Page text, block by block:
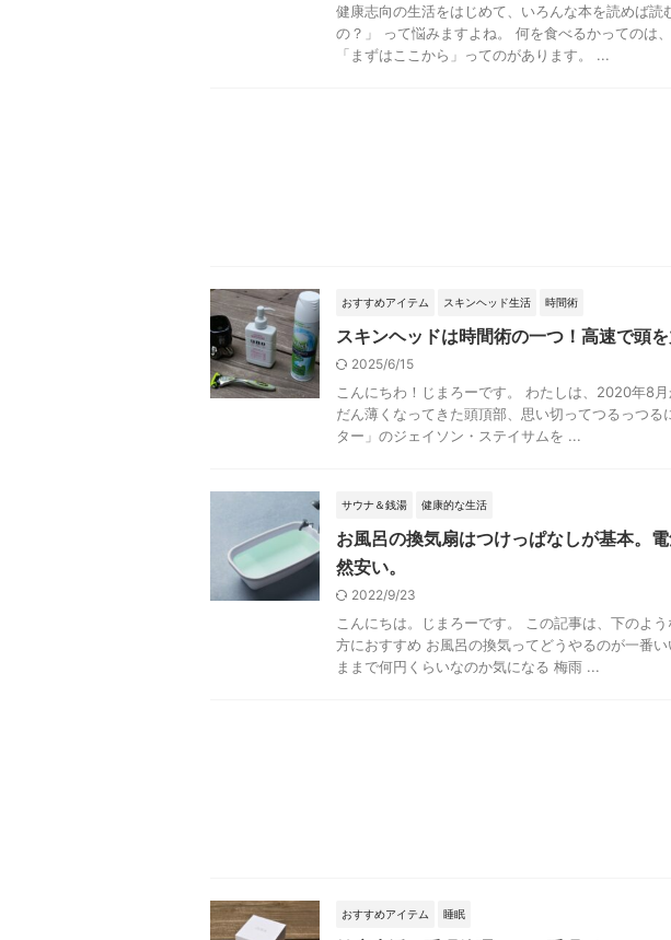
健康志向の生活をはじめて、いろんな本を読めば
の？」 って悩みますよね。 何を食べるかってのは
「まずはここから」ってのがあります。 ...
おすすめアイテム スキンヘッド生活 時間術
スキンヘッドは時間術の一つ！高速で頭
2025/6/15
こんにちわ！じまろーです。 わたしは、2020年8
だん薄くなってきた頭頂部、思い切ってつるっつ
ター」のジェイソン・ステイサムを ...
サウナ＆銭湯 健康的な生活
お風呂の換気扇はつけっぱなしが基本。
然安い。
2022/9/23
こんにちは。じまろーです。 この記事は、下のよ
方におすすめ お風呂の換気ってどうやるのが一番
ままで何円くらいなのか気になる 梅雨 ...
おすすめアイテム 睡眠